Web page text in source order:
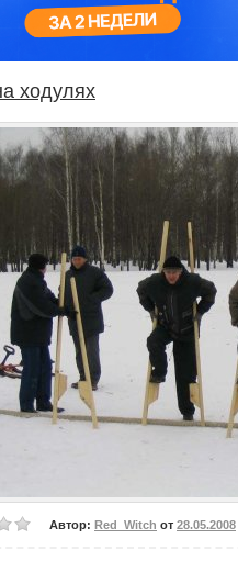
ходулях
Автор: Red_Witch от 28.05.2008